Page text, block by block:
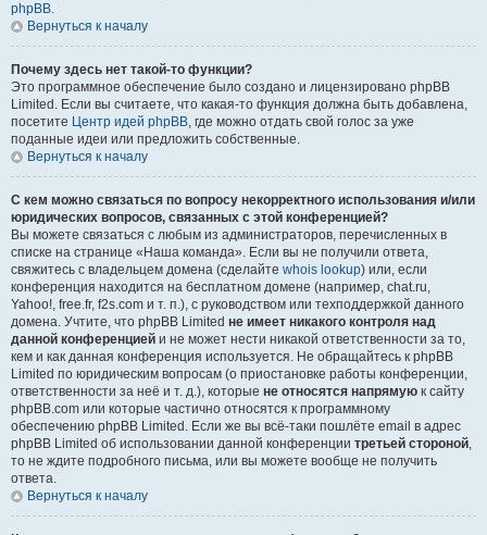
phpBB.
Вернуться к началу
Почему здесь нет такой-то функции?
Это программное обеспечение было создано и лицензировано phpBB
Limited. Если вы считаете, что какая-то функция должна быть добавлена,
посетите Центр идей phpBB, где можно отдать свой голос за уже
поданные идеи или предложить собственные.
Вернуться к началу
С кем можно связаться по вопросу некорректного использования и/или
юридических вопросов, связанных с этой конференцией?
Вы можете связаться с любым из администраторов, перечисленных в
списке на странице «Наша команда». Если вы не получили ответа,
свяжитесь с владельцем домена (сделайте whois lookup) или, если
конференция находится на бесплатном домене (например, chat.ru,
Yahoo!, free.fr, f2s.com и т. п.), с руководством или техподдержкой данного
домена. Учтите, что phpBB Limited не имеет никакого контроля над
данной конференцией и не может нести никакой ответственности за то,
кем и как данная конференция используется. Не обращайтесь к phpBB
Limited по юридическим вопросам (о приостановке работы конференции,
ответственности за неё и т. д.), которые не относятся напрямую к сайту
phpBB.com или которые частично относятся к программному
обеспечению phpBB Limited. Если же вы всё-таки пошлёте email в адрес
phpBB Limited об использовании данной конференции третьей стороной,
то не ждите подробного письма, или вы можете вообще не получить
ответа.
Вернуться к началу